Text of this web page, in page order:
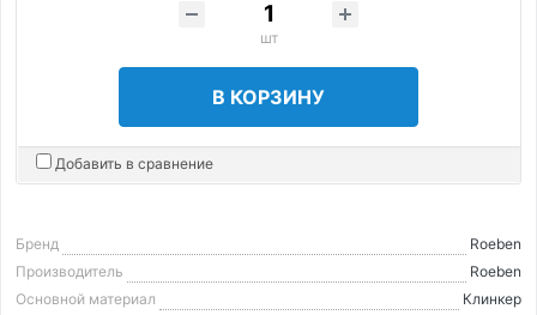
шт
В КОРЗИНУ
Добавить в сравнение
Бренд
Roeben
Производитель
Roeben
Основной материал
Клинкер